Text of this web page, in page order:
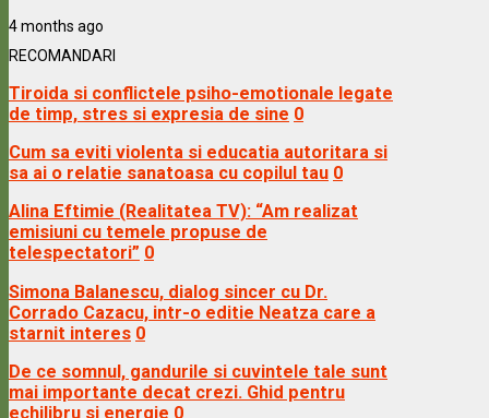
4 months ago
RECOMANDARI
Tiroida si conflictele psiho-emotionale legate
de timp, stres si expresia de sine 0
Cum sa eviti violenta si educatia autoritara si
sa ai o relatie sanatoasa cu copilul tau 0
Alina Eftimie (Realitatea TV): “Am realizat
emisiuni cu temele propuse de
telespectatori” 0
Simona Balanescu, dialog sincer cu Dr.
Corrado Cazacu, intr-o editie Neatza care a
starnit interes 0
De ce somnul, gandurile si cuvintele tale sunt
mai importante decat crezi. Ghid pentru
echilibru si energie 0